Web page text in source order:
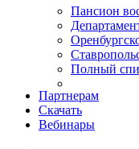
Пансион
Полный
Партнерам
Скачать
Вебинары